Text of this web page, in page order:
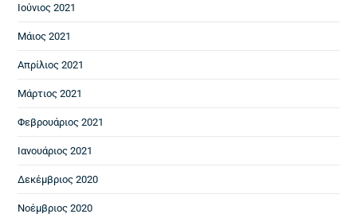
Ιούνιος 2021
Μάιος 2021
Απρίλιος 2021
Μάρτιος 2021
Φεβρουάριος 2021
Ιανουάριος 2021
Δεκέμβριος 2020
Νοέμβριος 2020